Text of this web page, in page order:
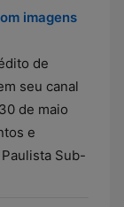
imagens
de
seu canal
de maio
e
Sub-